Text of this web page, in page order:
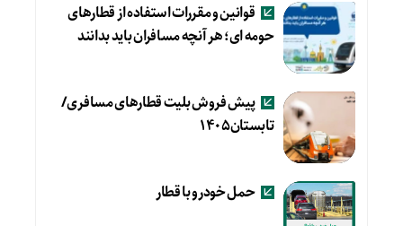
قوانین و مقررات استفاده از قطارهای
حومه ای؛ هر آنچه مسافران باید بدانند
پیش فروش بلیت قطارهای مسافری/
تابستان۱۴۰۵
حمل خودرو با قطار